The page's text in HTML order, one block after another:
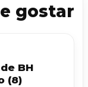
gostar
BH
(8)